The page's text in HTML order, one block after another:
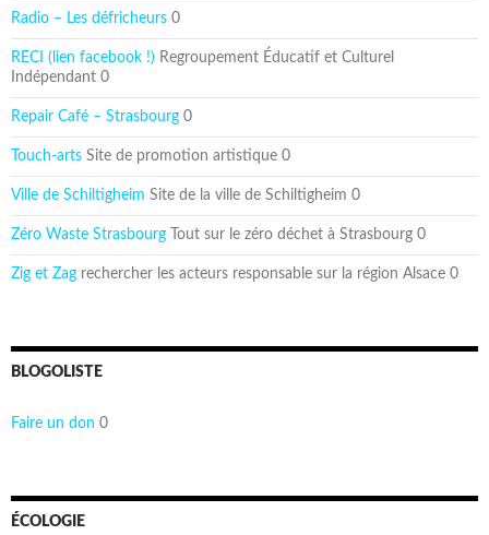
Radio – Les défricheurs 0
RECI (lien facebook !) Regroupement Éducatif et Culturel
Indépendant 0
Repair Café – Strasbourg 0
Touch-arts Site de promotion artistique 0
Ville de Schiltigheim Site de la ville de Schiltigheim 0
Zéro Waste Strasbourg Tout sur le zéro déchet à Strasbourg 0
Zig et Zag rechercher les acteurs responsable sur la région Alsace 0
BLOGOLISTE
Faire un don 0
ÉCOLOGIE